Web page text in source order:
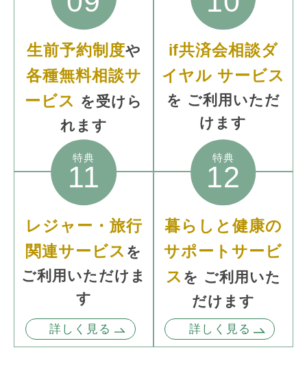
生前予約制度や
各種無料相談サ
ービス を受けら
れます
if共済会相談ダ
イヤル サービス
を ご利用いただ
けます
特典
11
レジャー・旅行
関連サービス を
ご利用いただけま
す
詳しく見る
特典
12
暮らしと健康の
サポートサービ
ス を ご利用いた
だけます
詳しく見る